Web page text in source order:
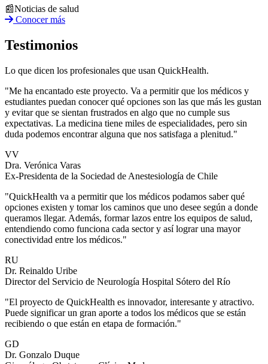
📰Noticias de salud
Conocer más
Testimonios
Lo que dicen los profesionales que usan QuickHealth.
"Me ha encantado este proyecto. Va a permitir que los médicos y
estudiantes puedan conocer qué opciones son las que más les gustan
y evitar que se sientan frustrados en algo que no cumple sus
expectativas. La medicina tiene miles de especialidades, pero sin
duda podemos encontrar alguna que nos satisfaga a plenitud."
VV
Dra. Verónica Varas
Ex-Presidenta de la Sociedad de Anestesiología de Chile
"QuickHealth va a permitir que los médicos podamos saber qué
opciones existen y tomar los caminos que uno desee según a donde
queramos llegar. Además, formar lazos entre los equipos de salud,
entendiendo como funciona cada sector y así lograr una mayor
conectividad entre los médicos."
RU
Dr. Reinaldo Uribe
Director del Servicio de Neurología Hospital Sótero del Río
"El proyecto de QuickHealth es innovador, interesante y atractivo.
Puede significar un gran aporte a todos los médicos que se están
recibiendo o que están en etapa de formación."
GD
Dr. Gonzalo Duque